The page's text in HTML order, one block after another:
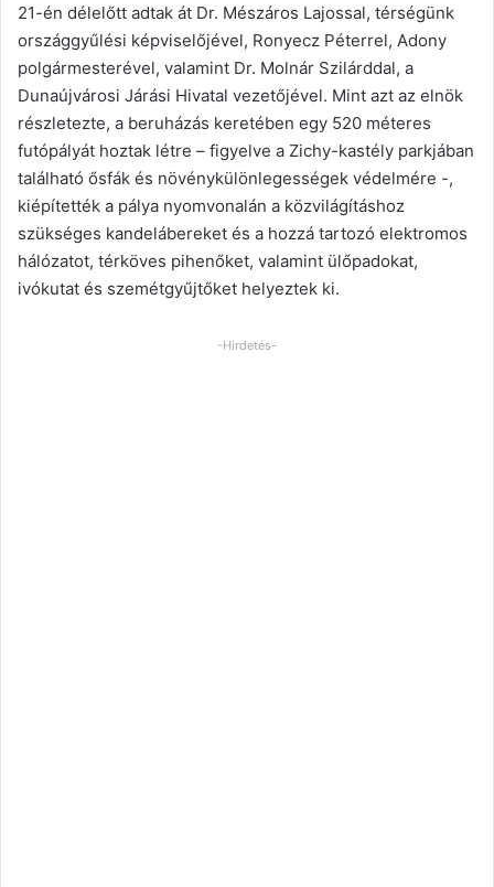
21-én délelőtt adtak át Dr. Mészáros Lajossal, térségünk
országgyűlési képviselőjével, Ronyecz Péterrel, Adony
polgármesterével, valamint Dr. Molnár Szilárddal, a
Dunaújvárosi Járási Hivatal vezetőjével. Mint azt az elnök
részletezte, a beruházás keretében egy 520 méteres
futópályát hoztak létre – figyelve a Zichy-kastély parkjában
található ősfák és növénykülönlegességek védelmére -,
kiépítették a pálya nyomvonalán a közvilágításhoz
szükséges kandelábereket és a hozzá tartozó elektromos
hálózatot, térköves pihenőket, valamint ülőpadokat,
ivókutat és szemétgyűjtőket helyeztek ki.
-Hirdetés-